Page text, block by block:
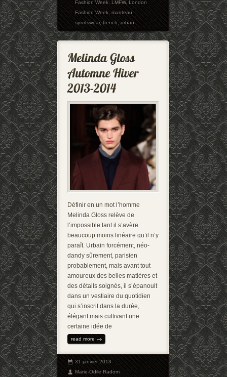
Fashion Week,LMFW,London
Fashion Week,manteau,
sportswear,trench,urban
Définir en un mot l’homme
Melinda Gloss relève de
l’impossible tant il s’avère
beaucoup moins linéaire qu’il n’y
paraît. Urbain forcément, néo-
dandy sûrement, parisien
probablement, mais avant tout
amoureux des belles matières et
des détails soignés, il s’épanouit
dans un vestiaire du quotidien
qui s’inscrit dans la durée,
élégant mais cultivant une
certaine idée de
read more
31 janvier 2013
Marie-Odile Radom